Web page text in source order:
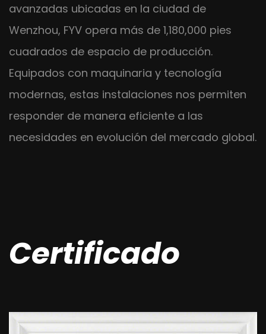
avanzadas ubicadas en la ciudad de
Wenzhou, FYV opera más de 1,180,000 pies
cuadrados de espacio de producción.
Equipados con maquinaria y tecnología
modernas, estas instalaciones nos permiten
responder de manera eficiente a las
necesidades en evolución del mercado global.
Certificado